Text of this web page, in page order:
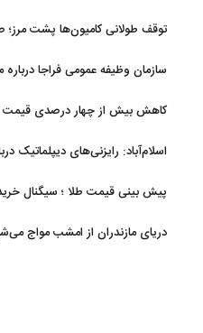
توقف طولانی کامیون‌ها پشت
سازمان وظیفه عمومی فراجا درباره
کاهش بیش از چهار درصدی
اسلام‌آباد: رایزنی‌های دیپلماتیک
پیش بینی قیمت طلا ؛ سیگنال خرید
دریای مازندران از امشب مواج